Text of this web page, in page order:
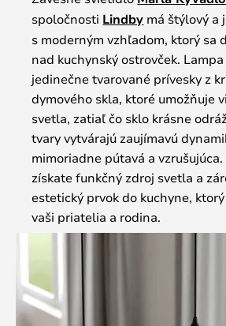
spoločnosti Lindby má štýlový a
s moderným vzhľadom, ktorý sa
nad kuchynský ostrovček.
jedinečne tvarované prívesky z
dymového skla, ktoré umožňuje
svetla, zatiaľ čo sklo krásne
tvary vytvárajú zaujímavú
mimoriadne pútavá a
získate funkčný zdroj svetla a
estetický prvok do kuchyne,
vaši priatelia a rodina.